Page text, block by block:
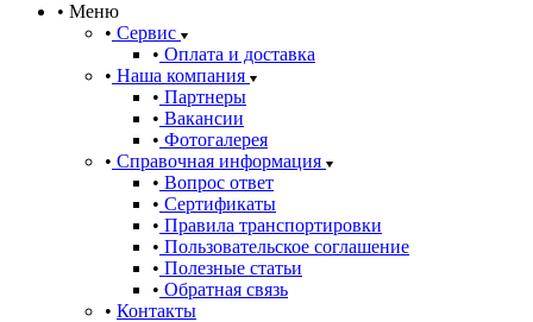
Меню
Сервис
Оплата и доставка
Наша компания
Партнеры
Вакансии
Фотогалерея
Справочная информация
Вопрос ответ
Сертификаты
Правила транспортировки
Пользовательское соглашение
Полезные статьи
Обратная связь
Контакты